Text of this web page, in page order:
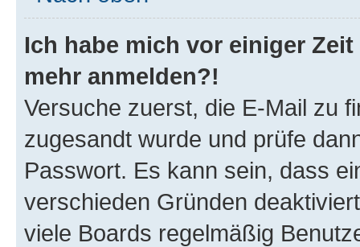
Ich habe mich vor einiger
mehr anmelden?!
Versuche zuerst, die E-Mail zu
zugesandt wurde und prüfe
Passwort. Es kann sein, dass
verschieden Gründen
viele Boards regelmäßig